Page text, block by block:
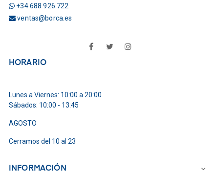
+34 688 926 722
ventas@borca.es
FacebookTwitter
HORARIO
Lunes a Viernes: 10:00 a 20:00
Sábados: 10:00 - 13:45
AGOSTO
Cerramos del 10 al 23
INFORMACIÓN 